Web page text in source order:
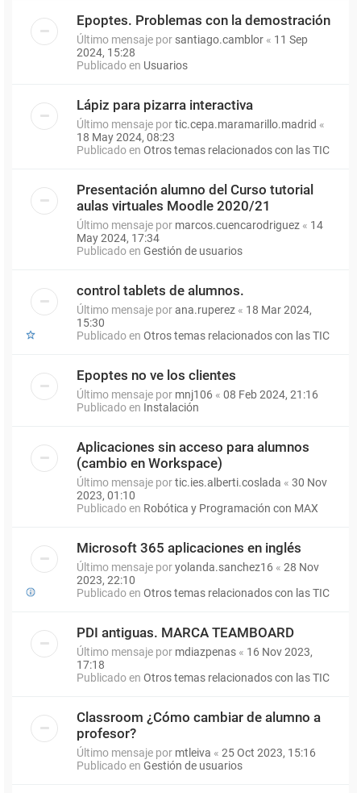
Epoptes. Problemas con la demostración
Último mensaje por santiago.camblor « 11 Sep
2024, 15:28
Publicado en Usuarios
Lápiz para pizarra interactiva
Último mensaje portic.cepa.maramarillo.madrid «
18 May 2024, 08:23
Publicado en Otros temas relacionados con las TIC
Presentación alumno del Curso tutorial
aulas virtuales Moodle 2020/21
Último mensaje por marcos.cuencarodriguez « 14
May 2024, 17:34
Publicado en Gestión de usuarios
control tablets de alumnos.
Último mensaje porana.ruperez « 18 Mar 2024,
15:30
Publicado en Otros temas relacionados con las TIC
Epoptes no ve los clientes
Último mensaje por mnj106 « 08 Feb 2024, 21:16
Publicado en Instalación
Aplicaciones sin acceso para alumnos
(cambio en Workspace)
Último mensaje portic.ies.alberti.coslada « 30 Nov
2023, 01:10
Publicado en Robótica y Programación con MAX
Microsoft 365 aplicaciones en inglés
Último mensaje poryolanda.sanchez16 « 28 Nov
2023, 22:10
Publicado en Otros temas relacionados con las TIC
PDI antiguas. MARCA TEAMBOARD
Último mensaje por mdiazpenas « 16 Nov 2023,
17:18
Publicado en Otros temas relacionados con las TIC
Classroom ¿Cómo cambiar de alumno a
profesor?
Último mensaje por mtleiva « 25 Oct 2023, 15:16
Publicado en Gestión de usuarios